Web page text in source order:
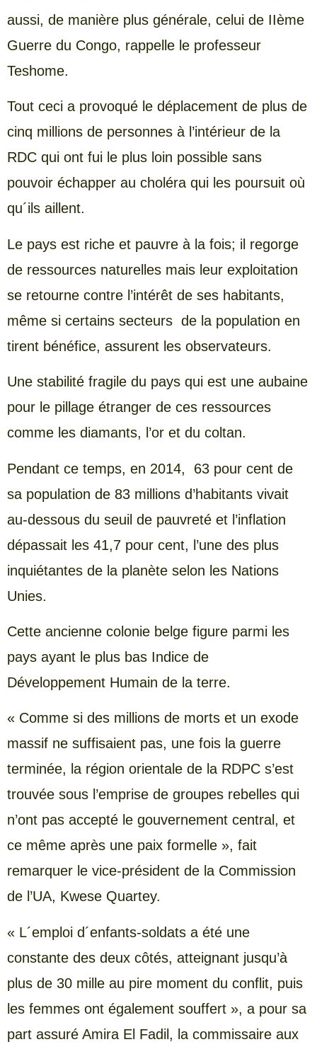
aussi, de manière plus générale, celui de IIème
Guerre du Congo, rappelle le professeur
Teshome.
Tout ceci a provoqué le déplacement de plus de
cinq millions de personnes à l’intérieur de la
RDC qui ont fui le plus loin possible sans
pouvoir échapper au choléra qui les poursuit où
qu´ils aillent.
Le pays est riche et pauvre à la fois; il regorge
de ressources naturelles mais leur exploitation
se retourne contre l’intérêt de ses habitants,
même si certains secteurs de la population en
tirent bénéfice, assurent les observateurs.
Une stabilité fragile du pays qui est une aubaine
pour le pillage étranger de ces ressources
comme les diamants, l’or et du coltan.
Pendant ce temps, en 2014, 63 pour cent de
sa population de 83 millions d’habitants vivait
au-dessous du seuil de pauvreté et l’inflation
dépassait les 41,7 pour cent, l’une des plus
inquiétantes de la planète selon les Nations
Unies.
Cette ancienne colonie belge figure parmi les
pays ayant le plus bas Indice de
Développement Humain de la terre.
« Comme si des millions de morts et un exode
massif ne suffisaient pas, une fois la guerre
terminée, la région orientale de la RDPC s’est
trouvée sous l’emprise de groupes rebelles qui
n’ont pas accepté le gouvernement central, et
ce même après une paix formelle », fait
remarquer le vice-président de la Commission
de l’UA, Kwese Quartey.
« L´emploi d´enfants-soldats a été une
constante des deux côtés, atteignant jusqu’à
plus de 30 mille au pire moment du conflit, puis
les femmes ont également souffert », a pour sa
part assuré Amira El Fadil, la commissaire aux